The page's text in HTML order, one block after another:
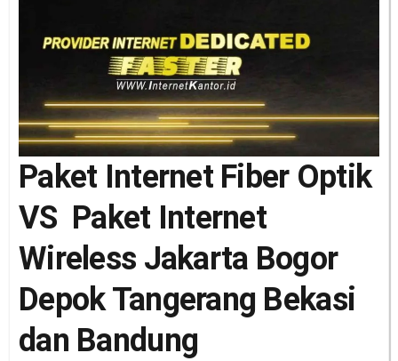
Paket Internet Fiber Optik
VS Paket Internet
Wireless Jakarta Bogor
Depok Tangerang Bekasi
dan Bandung